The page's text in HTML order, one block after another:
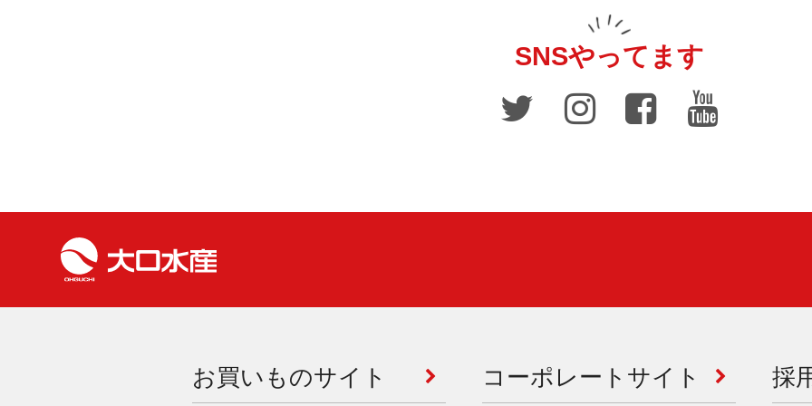
SNSやってます
お買いものサイト コーポレートサイト 採